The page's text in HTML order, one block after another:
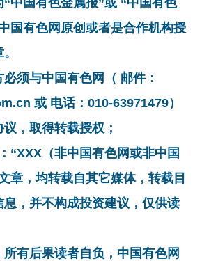
国有色网原创或者是合作机构授
须与中国有色网（ 邮件：
或 电话：010-63971479）
，取得转载授权；
“XXX（非中国有色网或非中国
章，均转载自其它媒体，转载目
息，并不构成投资建议，仅供读
有后果读者自负，中国有色网